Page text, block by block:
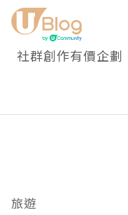
社群創作有價企劃
旅遊